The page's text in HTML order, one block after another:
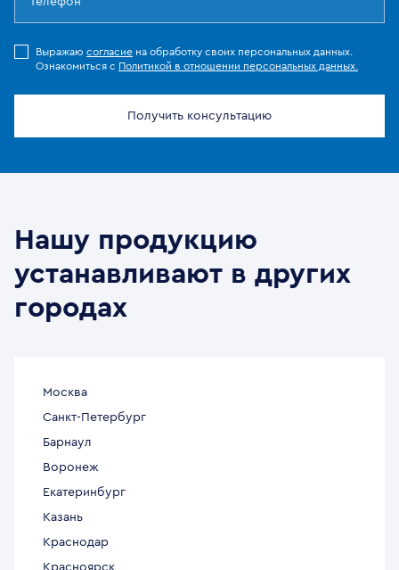
Выражаю согласие на обработку своих персональных данных.
Ознакомиться с Политикой в отношении персональных данных.
Получить консультацию
Нашу продукцию
устанавливают в других
городах
Москва
Санкт-Петербург
Барнаул
Воронеж
Екатеринбург
Казань
Краснодар